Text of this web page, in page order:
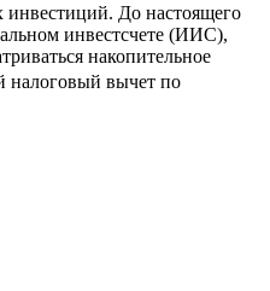
инвестиций. До настоящего
инвестсчете (ИИС),
накопительное
налоговый вычет по